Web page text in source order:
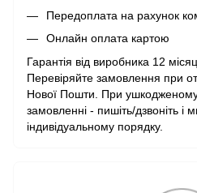
Передоплата на рахунок
Онлайн оплата картою
Гарантія від виробника 12
Перевіряйте замовлення при
Нової Пошти. При
замовленні - пишіть/дзвоніть і
індивідуальному порядку.